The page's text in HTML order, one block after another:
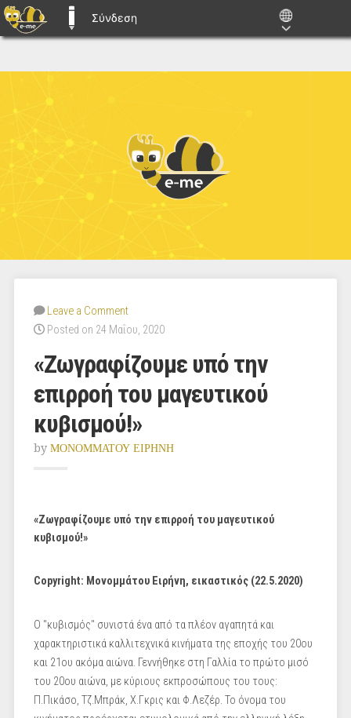
E-ME BLOGS
Σύνδεση
Leave a Comment
Posted on 24 Μαΐου, 2020
«Ζωγραφίζουμε υπό την
επιρροή του μαγευτικού
κυβισμού!»
by ΜΟΝΟΜΜΑΤΟΥ ΕΙΡΗΝΗ
«Ζωγραφίζουμε υπό την επιρροή του μαγευτικού
κυβισμού!»
Copyright: Μονομμάτου Ειρήνη, εικαστικός (22.5.2020)
Ο "κυβισμός" συνιστά ένα από τα πλέον αγαπητά και
χαρακτηριστικά καλλιτεχνικά κινήματα της εποχής του 20ου
και 21ου ακόμα αιώνα. Γεννήθηκε στη Γαλλία το πρώτο μισό
του 20ου αιώνα, με κύριους εκπροσώπους του τους:
Π.Πικάσο, Τζ.Μπράκ, Χ.Γκρις και Φ.Λεζέρ. Το όνομα του